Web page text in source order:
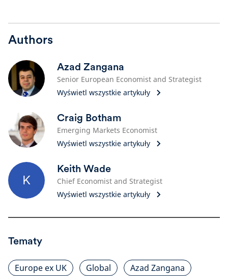
Authors
Azad Zangana
Senior European Economist and Strategist
Wyświetl wszystkie artykuły
Craig Botham
Emerging Markets Economist
Wyświetl wszystkie artykuły
K
Keith Wade
Chief Economist and Strategist
Wyświetl wszystkie artykuły
Tematy
Europe ex UK Global
Azad Zangana